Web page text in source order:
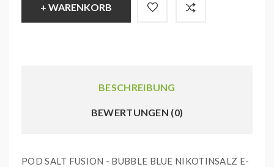
+ WARENKORB
BESCHREIBUNG
BEWERTUNGEN (0)
POD SALT FUSION - BUBBLE BLUE NIKOTINSALZ E-